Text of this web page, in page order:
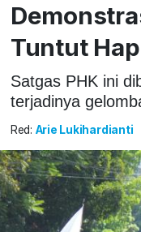
Tuntut
Satgas PHK ini
terjadinya
Red: Arie Lukihardianti